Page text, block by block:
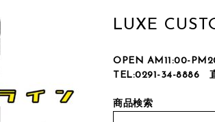
LUXE
OPEN AM11:00-
TEL:0291-34-8886
商品検索
只今